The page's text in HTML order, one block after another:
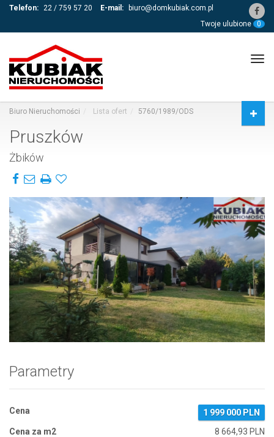
Telefon: 22 / 759 57 20 E-mail:
biuro@domkubiak.com.pl
Twoje ulubione
0
Biuro Nieruchomości Lista ofert 5760/1989/ODS
Pruszków
Żbików
Zdjęcie 1
Parametry
Cena
1 999 000 PLN
Cena za m2
8 664,93 PLN